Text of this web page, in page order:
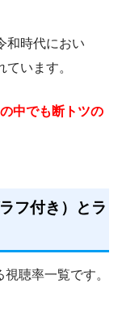
和時代におい
ています。
中でも断トツの
フ付き）とラ
聴率一覧です。